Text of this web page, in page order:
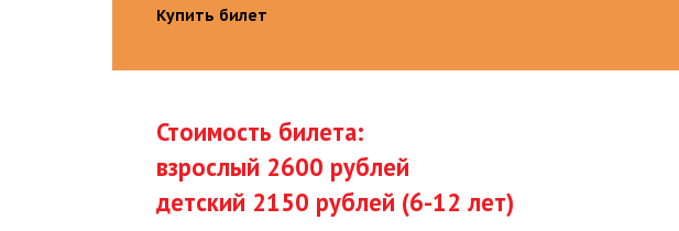
Купить билет
Стоимость билета:
взрослый 2600 рублей
детский 2150 рублей (6-12 лет)